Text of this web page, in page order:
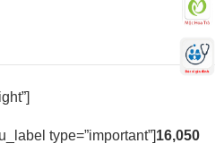
type=”important”]16,050